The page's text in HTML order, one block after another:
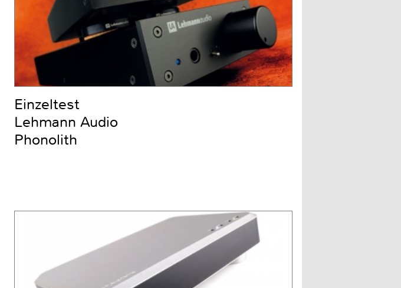
Einzeltest
Lehmann Audio
Phonolith